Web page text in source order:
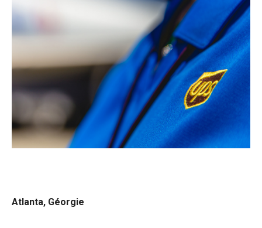
Atlanta, Géorgie